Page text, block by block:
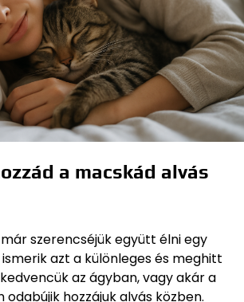
a macskád alvás
szerencséjük együtt élni egy
azt a különleges és meghitt
az ágyban, vagy akár a
odabújik hozzájuk alvás közben.